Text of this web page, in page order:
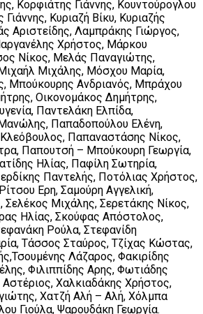
Κορφιάτης Γιάννης, Κουντούρογλου
Κυριαζή Βίκυ, Κυριαζής
Αριστείδης, Λαμπράκης Γιώργος,
Χρήστος, Μάρκου
Νίκος, Μελάς Παναγιώτης,
Μιχάλης, Μόσχου Μαρία,
Μπούκουρης Ανδριανός, Μπράχου
Οικονομάκος Δημήτρης,
Παντελάκη Ελπίδα,
Παπαδοπούλου Ελένη,
Παπαναστάσης Νίκος,
Παπουτσή – Μπούκουρη Γεωργία,
Ηλίας, Παφίλη Σωτηρία,
Παντελής, Ποτόλιας Χρήστος,
Ερη, Σαμούρη Αγγελική,
Μιχάλης, Σερετάκης Νίκος,
Ηλίας, Σκούφας Απόστολος,
Ρούλα, Στεφανίδη
Τάσσος Σταύρος, Τζίχας Κώστας,
Λάζαρος, Φακιρίδης
Φιλιππίδης Αρης, Φωτιάδης
Χαλκιαδάκης Χρήστος,
Χατζή Αλή – Αλή, Χόλμπα
Γιούλα, Ψαρουδάκη Γεωργία.